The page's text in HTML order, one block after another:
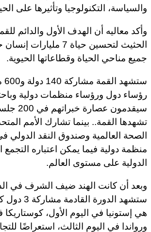
والسياسة، التكنولوجيا وتأثيرها على
وأكد معاليه أن الهدف الأول والدائم
الحثيث لتحسين حياة 7
جميع مناحي الحياة وقطاعاتها الحيوية.
رؤساء دول ورؤساء منظمات دولية
سيقدمون
تشهدها القمة.. بينما تشارك الأمم
منظمة دولية فيما يمكن اعتباره التجمع
الدولية على مستوى العالم.
وبعد أن كانت الهند ضيف الشرف في
ستشهد
هي إستونيا في اليوم الأول، كوستاريكا
ورواندا في اليوم الثالث، استعراضًا